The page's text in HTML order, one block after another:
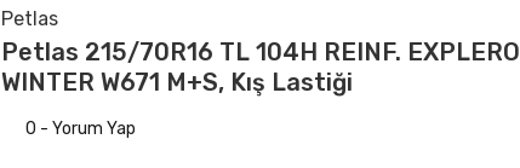
Petlas
Petlas 215/70R16 TL 104H REINF. EXPLERO
WINTER W671 M+S, Kış Lastiği
0 - Yorum Yap